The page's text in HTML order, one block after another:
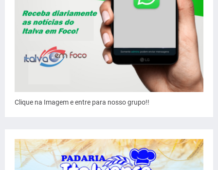
Clique na Imagem e entre para nosso grupo!!